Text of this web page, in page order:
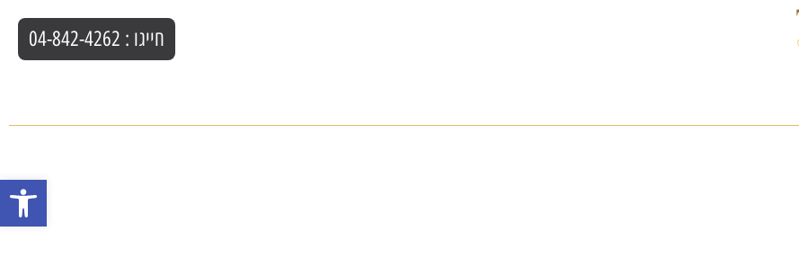
פתח
חייגו : 04-842-4262